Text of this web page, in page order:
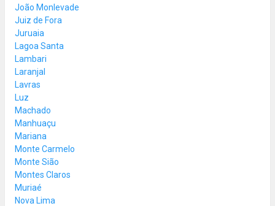
João Monlevade
Juiz de Fora
Juruaia
Lagoa Santa
Lambari
Laranjal
Lavras
Luz
Machado
Manhuaçu
Mariana
Monte Carmelo
Monte Sião
Montes Claros
Muriaé
Nova Lima